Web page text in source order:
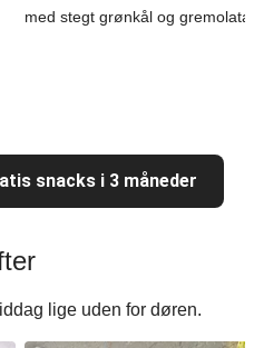
med stegt grønkål og gremolata
snacks i 3 måneder
lige uden for døren.